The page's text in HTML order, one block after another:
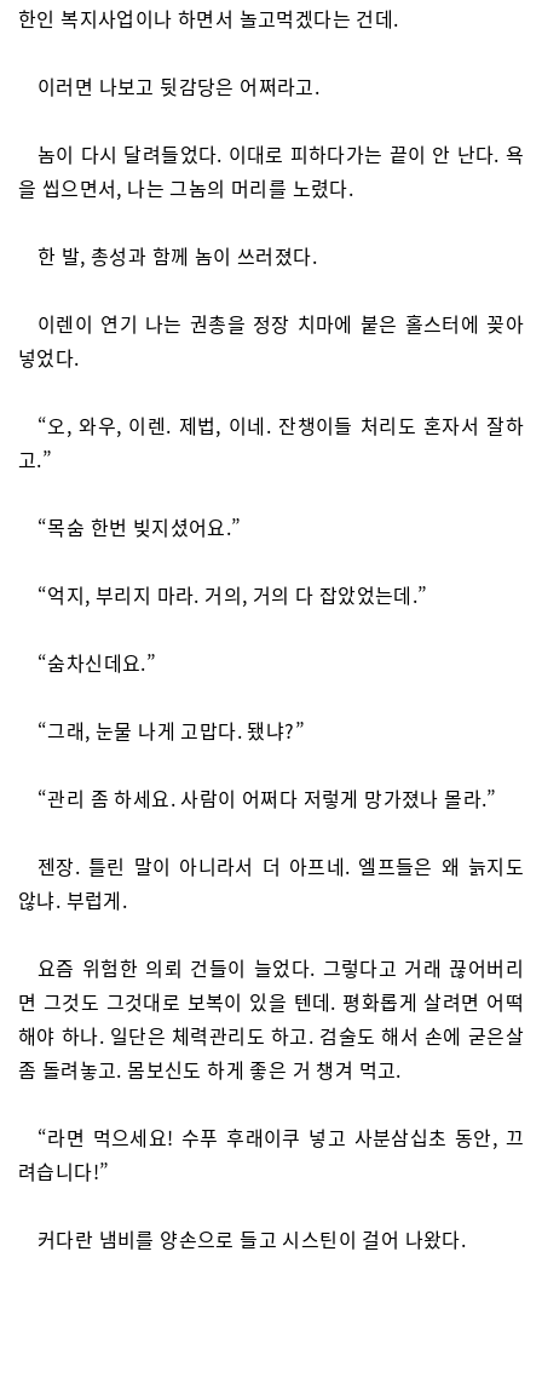
한인 복지사업이나 하면서 놀고먹겠다는 건데.
이러면 나보고 뒷감당은 어쩌라고.
놈이 다시 달려들었다. 이대로 피하다가는 끝이 안 난다. 욕
을 씹으면서, 나는 그놈의 머리를 노렸다.
한 발, 총성과 함께 놈이 쓰러졌다.
이렌이 연기 나는 권총을 정장 치마에 붙은 홀스터에 꽂아
넣었다.
“오, 와우, 이렌. 제법, 이네. 잔챙이들 처리도 혼자서 잘하
고.”
“목숨 한번 빚지셨어요.”
“억지, 부리지 마라. 거의, 거의 다 잡았었는데.”
“숨차신데요.”
“그래, 눈물 나게 고맙다. 됐냐?”
“관리 좀 하세요. 사람이 어쩌다 저렇게 망가졌나 몰라.”
젠장. 틀린 말이 아니라서 더 아프네. 엘프들은 왜 늙지도
않냐. 부럽게.
요즘 위험한 의뢰 건들이 늘었다. 그렇다고 거래 끊어버리
면 그것도 그것대로 보복이 있을 텐데. 평화롭게 살려면 어떡
해야 하나. 일단은 체력관리도 하고. 검술도 해서 손에 굳은살
좀 돌려놓고. 몸보신도 하게 좋은 거 챙겨 먹고.
“라면 먹으세요! 수푸 후래이쿠 넣고 사분삼십초 동안, 끄
려습니다!”
커다란 냄비를 양손으로 들고 시스틴이 걸어 나왔다.